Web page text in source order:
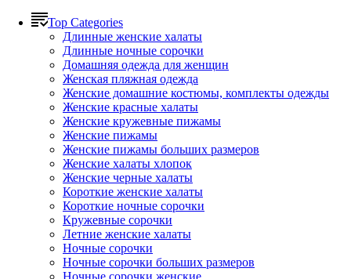
Top Categories
Длинные женские халаты
Длинные ночные сорочки
Домашняя одежда для женщин
Женская пляжная одежда
Женские домашние костюмы, комплекты одежды
Женские красные халаты
Женские кружевные пижамы
Женские пижамы
Женские пижамы больших размеров
Женские халаты хлопок
Женские черные халаты
Короткие женские халаты
Короткие ночные сорочки
Кружевные сорочки
Летние женские халаты
Ночные сорочки
Ночные сорочки больших размеров
Ночные сорочки женские